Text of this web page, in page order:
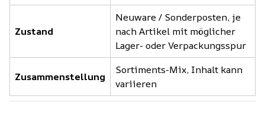
Zustand
Neuware / Sonderposten, je
nach Artikel mit möglicher
Lager- oder Verpackungsspur
Zusammenstellung
Sortiments-Mix, Inhalt kann
variieren